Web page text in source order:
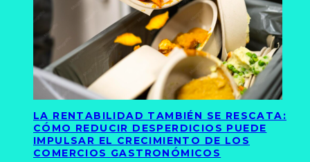
LA RENTABILIDAD TAMBIÉN SE RESCATA:
CÓMO REDUCIR DESPERDICIOS PUEDE
IMPULSAR EL CRECIMIENTO DE LOS
COMERCIOS GASTRONÓMICOS